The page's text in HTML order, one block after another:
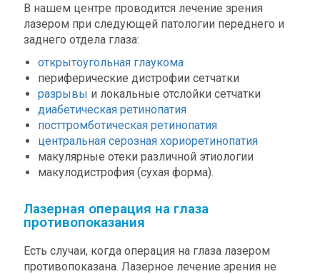
В нашем центре проводится лечение зрения
лазером при следующей патологии переднего и
заднего отдела глаза:
открытоугольная глаукома
периферические дистрофии сетчатки
разрывы и локальные отслойки сетчатки
диабетическая ретинопатия
посттромботическая ретинопатия
центральная серозная хориоретинопатия
макулярные отеки различной этиологии
макулодистрофия (сухая форма).
Лазерная операция на глаза
противопоказания
Есть случаи, когда операция на глаза лазером
противопоказана. Лазерное лечение зрения не